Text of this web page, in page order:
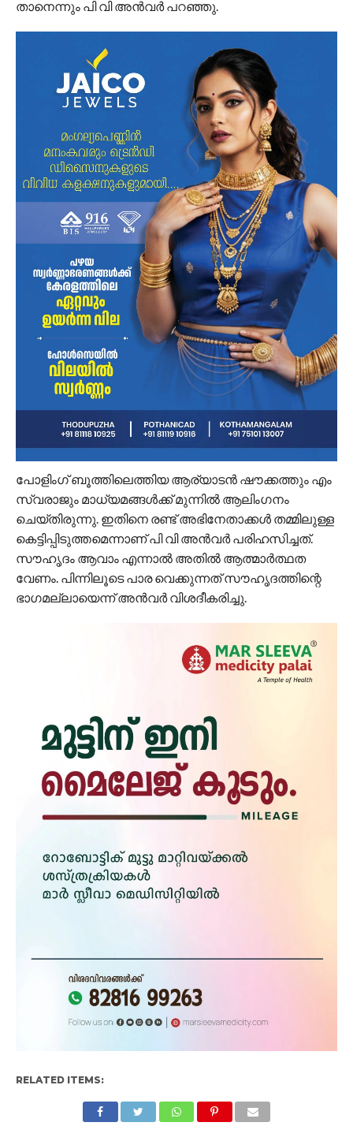
താനെന്നും പി വി അന്‍വര്‍ പറഞ്ഞു.
പോളിംഗ് ബൂത്തിലെത്തിയ ആര്യാടന്‍ ഷൗക്കത്തും എം
സ്വരാജും മാധ്യമങ്ങള്‍ക്ക് മുന്നില്‍ ആലിംഗനം
ചെയ്തിരുന്നു. ഇതിനെ രണ്ട് അഭിനേതാക്കള്‍ തമ്മിലുള്ള
കെട്ടിപ്പിടുത്തമെന്നാണ് പി വി അന്‍വര്‍ പരിഹസിച്ചത്.
സൗഹൃദം ആവാം എന്നാല്‍ അതില്‍ ആത്മാര്‍ത്ഥത
വേണം. പിന്നിലൂടെ പാര വെക്കുന്നത് സൗഹൃദത്തിന്റെ
ഭാഗമല്ലായെന്ന് അന്‍വര്‍ വിശദീകരിച്ചു.
RELATED ITEMS: